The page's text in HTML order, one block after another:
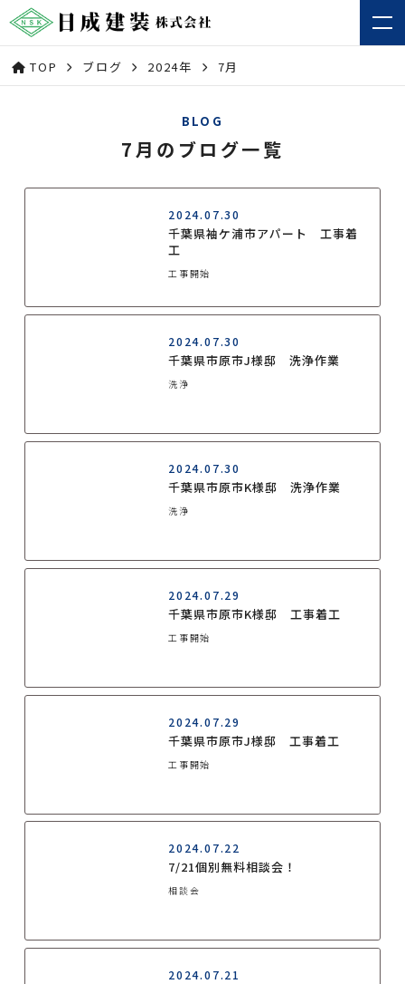
TOP ブログ 2024年 7月
BLOG
7月のブログ一覧
2024.07.30
千葉県袖ケ浦市アパート 工事着
工
工事開始
2024.07.30
千葉県市原市J様邸 洗浄作業
洗浄
2024.07.30
千葉県市原市K様邸 洗浄作業
洗浄
2024.07.29
千葉県市原市K様邸 工事着工
工事開始
2024.07.29
千葉県市原市J様邸 工事着工
工事開始
2024.07.22
7/21個別無料相談会！
相談会
2024.07.21